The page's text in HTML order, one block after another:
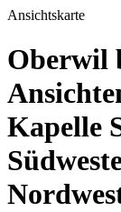
Ansichtskarte
Oberwil
Kapelle